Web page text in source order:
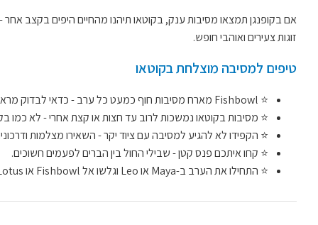
אם בקופנגן תמצאו מסיבות ענק, בקוטאו תיהנו מהחיים היפים בקצב
זוגות צעירים ואוהבי חופש.
טיפים למסיבה מוצלחת בקוטאו
⭐ Fishbowl מארח מסיבות חוף כמעט כל ערב - כדאי לבדוק מראש מתי יש הופעות חיות.
⭐ מסיבות בקוטאו נמשכות לרוב עד חצות או קצת אחרי - לא כמו
⭐ הקפידו לא להגיע למסיבה עם ציוד יקר - השאירו מצלמות
⭐ קחו איתכם פנס קטן - שבילי החול בין הברים לפעמים חשוכים.
⭐ התחילו את הערב ב-Maya או Leo וגלשו אל Fishbowl או Lotus כשמתחיל להיות סוער.